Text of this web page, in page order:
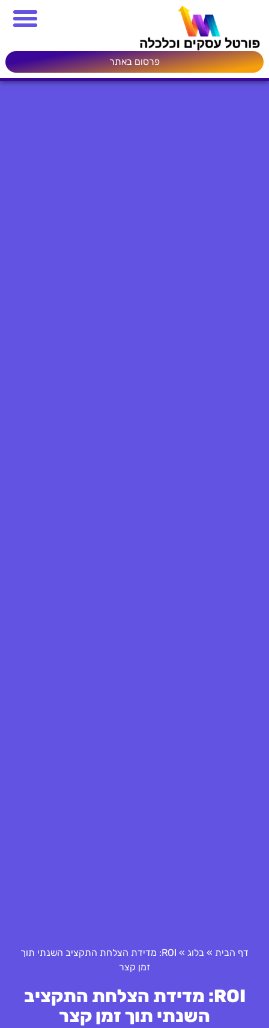
פרסום באתר
דף הבית » בלוג »
ROI: מדידת הצלחת התקציב השנתי תוך
זמן קצר
ROI: מדידת הצלחת התקציב
השנתי תוך זמן קצר